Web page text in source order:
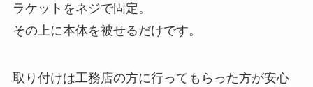
ラケットをネジで固定。
その上に本体を被せるだけです。
取り付けは工務店の方に行ってもらった方が安心